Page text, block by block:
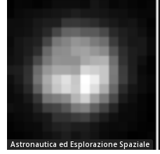
Astronautica ed Esplorazione Spaziale